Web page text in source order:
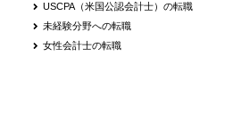
USCPA（米国公認会計士）の転職
未経験分野への転職
女性会計士の転職